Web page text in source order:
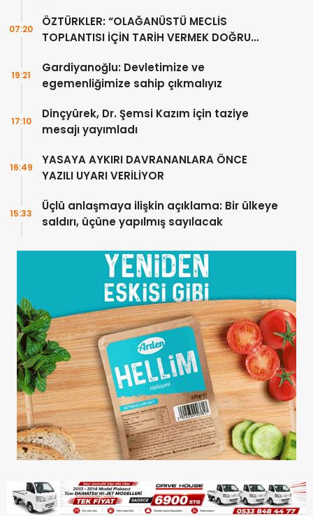
ÖZTÜRKLER: “OLAĞANÜSTÜ MECLİS
TOPLANTISI İÇİN TARİH VERMEK DOĞRU
07:20
Gardiyanoğlu: Devletimize ve
egemenliğimize sahip çıkmalıyız
19:21
Dinçyürek, Dr. Şemsi Kazım için taziye
mesajı yayımladı
17:10
YASAYA AYKIRI DAVRANANLARA ÖNCE
YAZILI UYARI VERİLİYOR
16:49
Üçlü anlaşmaya ilişkin açıklama: Bir ülkeye
saldırı, üçüne yapılmış sayılacak
15:33